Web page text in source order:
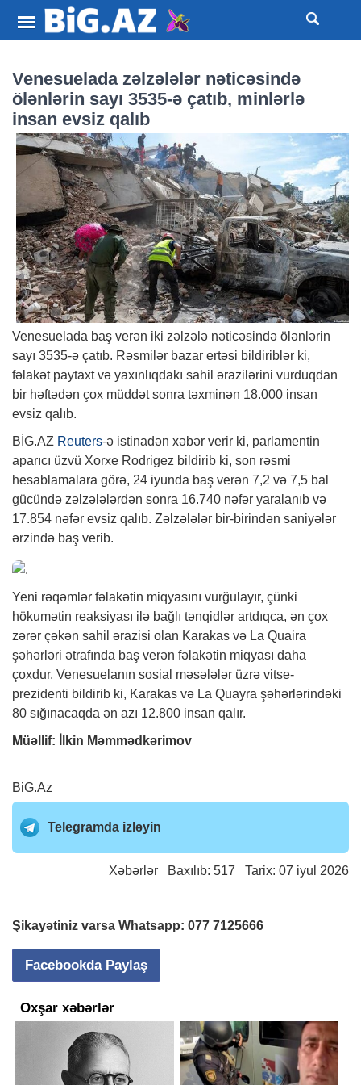
Venesuelada zəlzələlər nəticəsində
ölənlərin sayı 3535-ə çatıb, minlərlə
insan evsiz qalıb
Venesuelada baş verən iki zəlzələ nəticəsində ölənlərin
sayı 3535-ə çatıb. Rəsmilər bazar ertəsi bildiriblər ki,
fəlakət paytaxt və yaxınlıqdakı sahil ərazilərini vurduqdan
bir həftədən çox müddət sonra təxminən 18.000 insan
evsiz qalıb.
BİG.AZ Reuters-ə istinadən xəbər verir ki, parlamentin
aparıcı üzvü Xorxe Rodrigez bildirib ki, son rəsmi
hesablamalara görə, 24 iyunda baş verən 7,2 və 7,5 bal
gücündə zəlzələlərdən sonra 16.740 nəfər yaralanıb və
17.854 nəfər evsiz qalıb. Zəlzələlər bir-birindən saniyələr
ərzində baş verib.
Yeni rəqəmlər fəlakətin miqyasını vurğulayır, çünki
hökumətin reaksiyası ilə bağlı tənqidlər artdıqca, ən çox
zərər çəkən sahil ərazisi olan Karakas və La Quaira
şəhərləri ətrafında baş verən fəlakətin miqyası daha
çoxdur. Venesuelanın sosial məsələlər üzrə vitse-
prezidenti bildirib ki, Karakas və La Quayra şəhərlərindəki
80 sığınacaqda ən azı 12.800 insan qalır.
Müəllif: İlkin Məmmədkərimov
BiG.Az
Telegramda izləyin
Xəbərlər Baxılıb: 517 Tarix: 07 iyul 2026
Şikayətiniz varsa Whatsapp: 077 7125666
Facebookda Paylaş
Oxşar xəbərlər